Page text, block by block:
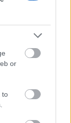
or
to
til å
sesong.
mot 12 i VM-